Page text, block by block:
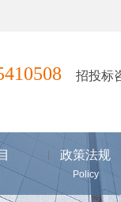
招投标
政策法规
Policy